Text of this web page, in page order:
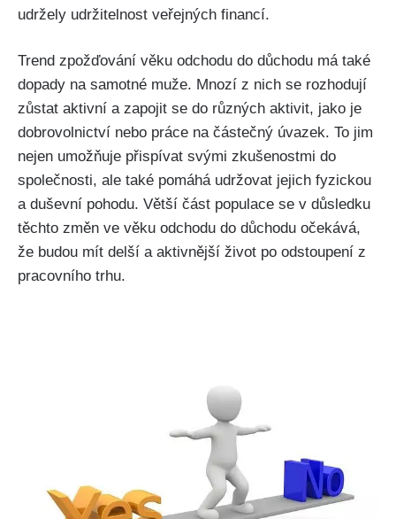
udržely udržitelnost veřejných financí.
Trend zpožďování věku odchodu do důchodu má také
dopady na samotné muže. Mnozí z nich se rozhodují
zůstat aktivní a zapojit se do různých aktivit, jako je
dobrovolnictví nebo práce na částečný úvazek. To jim
nejen umožňuje přispívat svými zkušenostmi do
společnosti, ale také pomáhá udržovat jejich fyzickou
a duševní pohodu. Větší část populace se v důsledku
těchto změn ve věku odchodu do důchodu očekává,
že budou mít delší a aktivnější život po odstoupení z
pracovního trhu.